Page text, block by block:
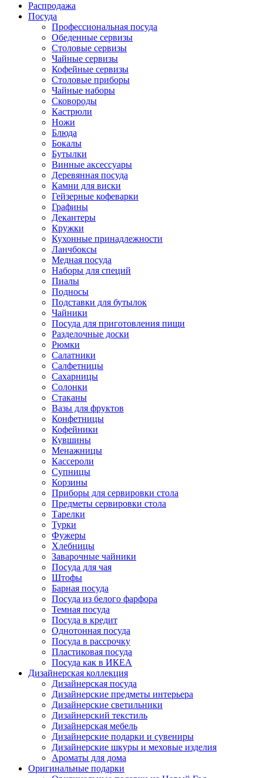
Распродажа
Посуда
Профессиональная посуда
Обеденные сервизы
Столовые сервизы
Чайные сервизы
Кофейные сервизы
Столовые приборы
Чайные наборы
Сковороды
Кастрюли
Ножи
Блюда
Бокалы
Бутылки
Винные аксессуары
Деревянная посуда
Камни для виски
Гейзерные кофеварки
Графины
Декантеры
Кружки
Кухонные принадлежности
Ланчбоксы
Медная посуда
Наборы для специй
Пиалы
Подносы
Подставки для бутылок
Чайники
Посуда для приготовления пищи
Разделочные доски
Рюмки
Салатники
Салфетницы
Сахарницы
Солонки
Стаканы
Вазы для фруктов
Конфетницы
Кофейники
Кувшины
Менажницы
Кассероли
Супницы
Корзины
Приборы для сервировки стола
Предметы сервировки стола
Тарелки
Турки
Фужеры
Хлебницы
Заварочные чайники
Посуда для чая
Штофы
Барная посуда
Посуда из белого фарфора
Темная посуда
Посуда в кредит
Однотонная посуда
Посуда в рассрочку
Пластиковая посуда
Посуда как в ИКЕА
Дизайнерская коллекция
Дизайнерская посуда
Дизайнерские предметы интерьера
Дизайнерские светильники
Дизайнерский текстиль
Дизайнерская мебель
Дизайнерские подарки и сувениры
Дизайнерские шкуры и меховые изделия
Ароматы для дома
Оригинальные подарки